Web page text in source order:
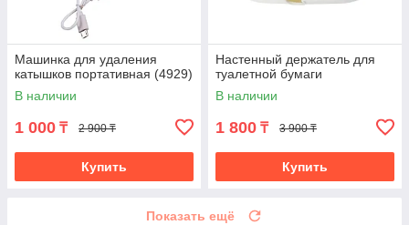
Машинка для удаления
катышков портативная (4929)
В наличии
1 000 ₸ 2 900 ₸
Купить
Настенный держатель для
туалетной бумаги
В наличии
1 800 ₸ 3 900 ₸
Купить
Показать ещё